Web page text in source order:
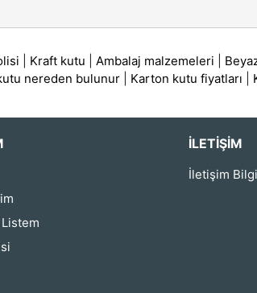
Kraft kutu Ambalaj malzemeleri
nereden bulunur Karton kutu fiyatları
İLETIŞIM
İletişim